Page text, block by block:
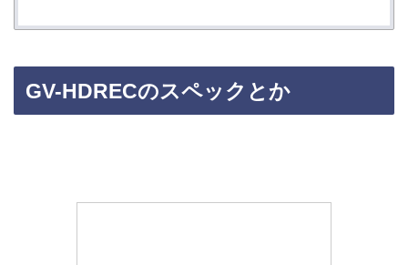
GV-HDRECのスペックとか